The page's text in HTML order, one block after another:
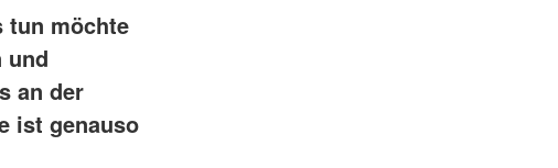
tun möchte
und
an der
ist genauso